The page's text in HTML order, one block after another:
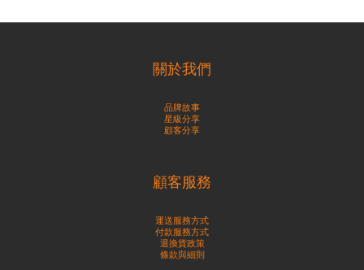
關於我們
品牌故事
星級分享
顧客分享
顧客服務
運送服務方式
付款服務方式
退換貨政策
條款與細則